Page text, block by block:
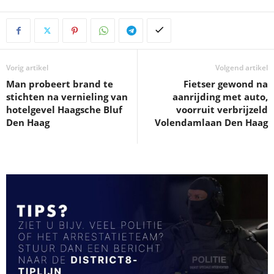
Vorig artikel
Man probeert brand te
stichten na vernieling van
hotelgevel Haagsche Bluf
Den Haag
Volgend artikel
Fietser gewond na
aanrijding met auto,
voorruit verbrijzeld
Volendamlaan Den Haag